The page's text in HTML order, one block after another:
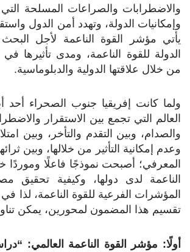
والاضطرابات والصراعات المسلحة
وإمكانيات الدولة، وتهدد أمن الدول
يأتي مؤشر القوة الناعمة لأجل
الدولة للقوة الناعمة، ومدى تأثيرها في
من خلال علاقتها الدولية والدبلوماسية.
ولما كانت إفريقيا جنوب الصحراء أحد
العالم التي تجمع بين الاستقرار
والصدام، وبين التقدم والتأخر، وبين
وعدم إمكانية التأثير من خلالها، وبين
المعرفي؛ أصبحت نموذجًا فاعلًا وموردًا
الناعمة لدى دولها، وكيفية تحقيق
المؤشرات الفرعية للقوة الناعمة، لذا
تقسيم هذا المضمون لمحورين، يمكن
أولًا: مؤشر القوة الناعمة العالمي: